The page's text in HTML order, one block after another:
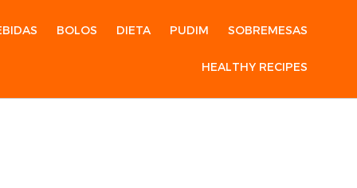
BOLOS DIETA PUDIM SOBREMESAS
HEALTHY RECIPES